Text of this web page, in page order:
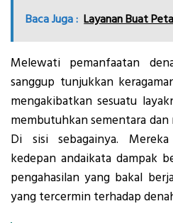
Baca Juga : Layanan Buat
Melewati pemanfaatan
sanggup tunjukkan
mengakibatkan sesuatu
membutuhkan sementara
Di sisi sebagainya.
kedepan andaikata dampak
pengahasilan yang bakal
yang tercermin terhadap